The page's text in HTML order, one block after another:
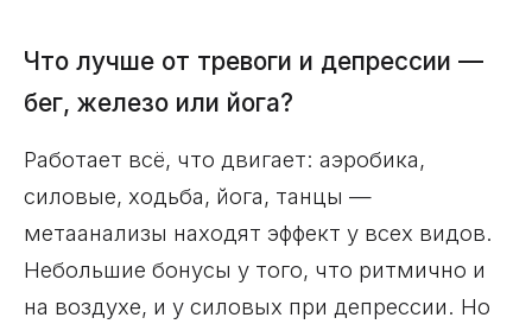
Что лучше от тревоги и депрессии —
бег, железо или йога?
Работает всё, что двигает: аэробика,
силовые, ходьба, йога, танцы —
метаанализы находят эффект у всех видов.
Небольшие бонусы у того, что ритмично и
на воздухе, и у силовых при депрессии. Но